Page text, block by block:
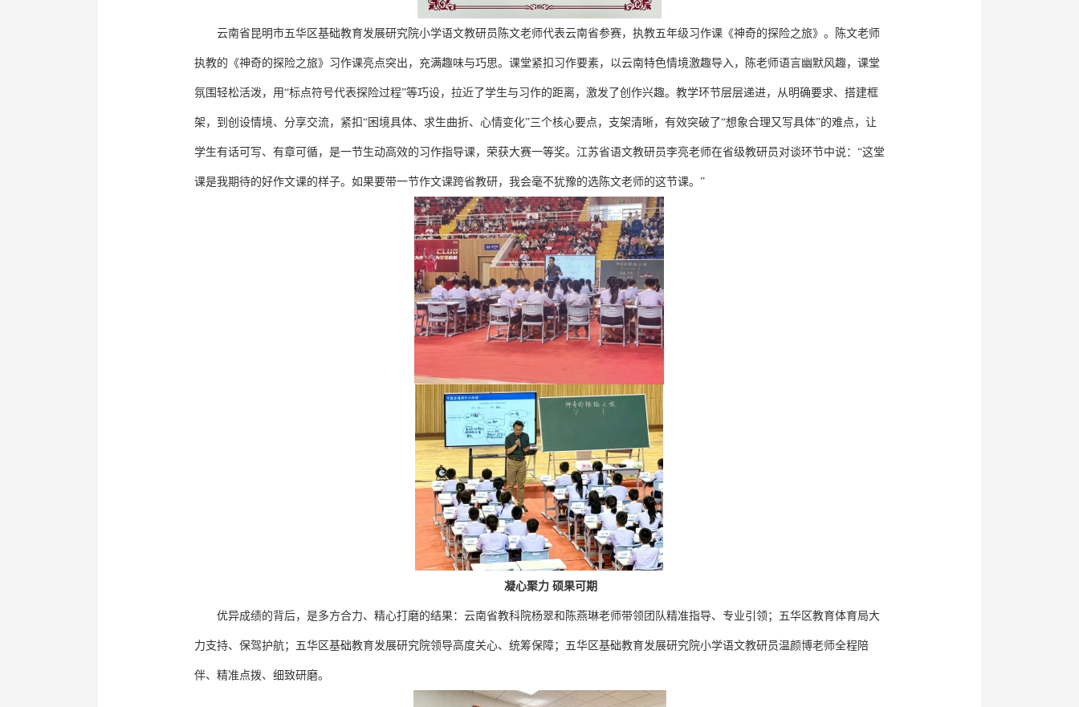
云南省昆明市五华区基础教育发展研究院小学语文教研员陈文老师代表云南省参赛，执教五年级习作课《神奇的探险之旅》。陈文老师
执教的《神奇的探险之旅》习作课亮点突出，充满趣味与巧思。课堂紧扣习作要素，以云南特色情境激趣导入，陈老师语言幽默风趣，课堂
氛围轻松活泼，用“标点符号代表探险过程”等巧设，拉近了学生与习作的距离，激发了创作兴趣。教学环节层层递进，从明确要求、搭建框
架，到创设情境、分享交流，紧扣“困境具体、求生曲折、心情变化”三个核心要点，支架清晰，有效突破了“想象合理又写具体”的难点，让
学生有话可写、有章可循，是一节生动高效的习作指导课，荣获大赛一等奖。江苏省语文教研员李亮老师在省级教研员对谈环节中说：“这堂
课是我期待的好作文课的样子。如果要带一节作文课跨省教研，我会毫不犹豫的选陈文老师的这节课。”
凝心聚力 硕果可期
优异成绩的背后，是多方合力、精心打磨的结果：云南省教科院杨翠和陈燕琳老师带领团队精准指导、专业引领；五华区教育体育局大
力支持、保驾护航；五华区基础教育发展研究院领导高度关心、统筹保障；五华区基础教育发展研究院小学语文教研员温颜博老师全程陪
伴、精准点拨、细致研磨。